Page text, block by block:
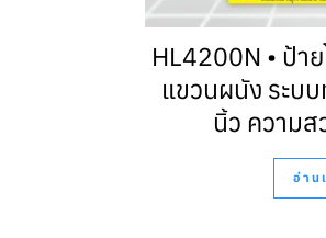
HL4200N • ป้
แขวนผนัง ระบ
นิ้ว ความ
อ่าน